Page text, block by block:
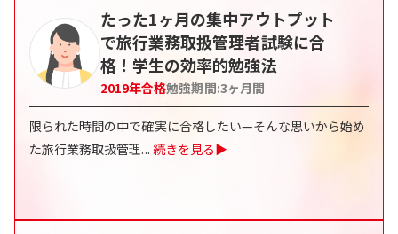
たった1ヶ月の集中アウトプット
で旅行業務取扱管理者試験に合
格！学生の効率的勉強法
2019年合格勉強期間:3ヶ月間
限られた時間の中で確実に合格したい—そんな思いから始め
た旅行業務取扱管理... 続きを見る▶